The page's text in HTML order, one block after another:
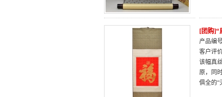
[团购]“
产品编
客户评
该幅真
原，同
俱全的“